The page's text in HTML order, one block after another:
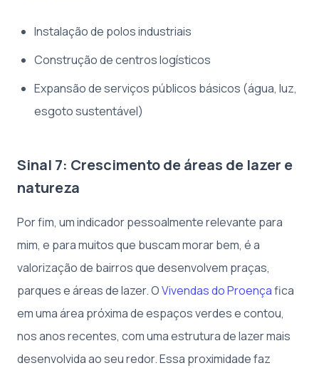
Instalação de polos industriais
Construção de centros logísticos
Expansão de serviços públicos básicos (água, luz,
esgoto sustentável)
Sinal 7: Crescimento de áreas de lazer e
natureza
Por fim, um indicador pessoalmente relevante para
mim, e para muitos que buscam morar bem, é a
valorização de bairros que desenvolvem praças,
parques e áreas de lazer. OVivendas do Proençafica
em uma área próxima de espaços verdes e contou,
nos anos recentes, com uma estrutura de lazer mais
desenvolvida ao seu redor. Essa proximidade faz